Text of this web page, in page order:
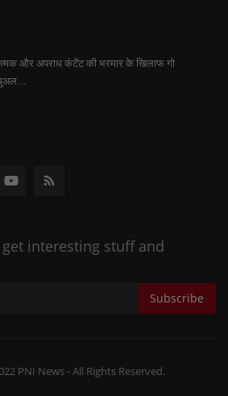
और अपराध कंटेंट की भरमार के खिलाफ गो
interesting stuff and
Subscribe
PNI News - All Rights Reserved.